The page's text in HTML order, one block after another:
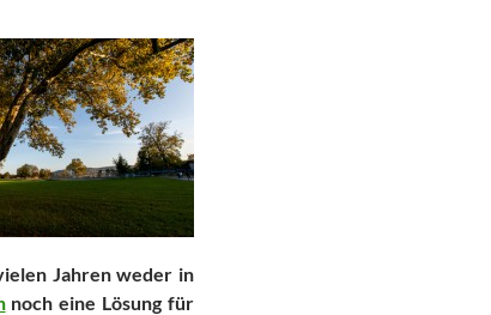
Jahren weder in
noch eine Lösung für